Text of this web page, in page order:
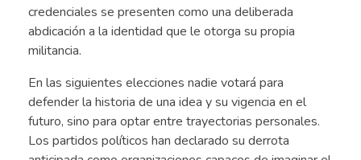
credenciales se presenten como una deliberada
abdicación a la identidad que le otorga su propia
militancia.
En las siguientes elecciones nadie votará para
defender la historia de una idea y su vigencia en el
futuro, sino para optar entre trayectorias personales.
Los partidos políticos han declarado su derrota